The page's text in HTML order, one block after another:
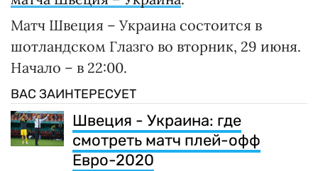
Матч Швеция – Украина состоится в
шотландском Глазго во вторник, 29 июня.
Начало – в 22:00.
ВАС ЗАИНТЕРЕСУЕТ
Швеция - Украина: где
смотреть матч плей-офф
Евро-2020